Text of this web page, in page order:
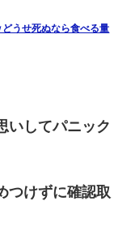
！』夫「実家を二世
婚しよう』夫「え
…
科にいったら「ジベ
めた」と離婚切り出
うせ死ぬなら食べる量
いしてパニック
つけずに確認取